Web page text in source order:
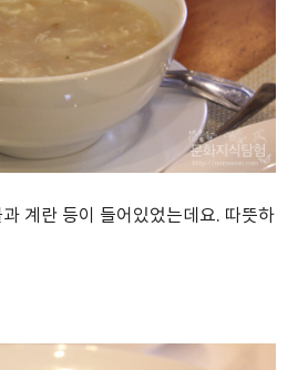
계란 등이 들어있었는데요. 따뜻하